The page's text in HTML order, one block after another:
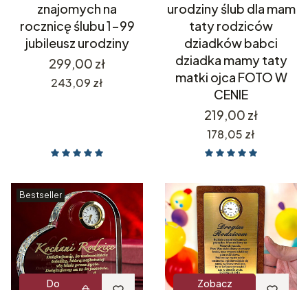
znajomych na
rocznicę ślubu 1-99
jubileusz urodziny
Cena
299,00 zł
Cena
243,09 zł
urodziny ślub dla mam
taty rodziców
dziadków babci
dziadka mamy taty
matki ojca FOTO W
CENIE
Cena
219,00 zł
Cena
178,05 zł
Bestseller
Do
Zobacz